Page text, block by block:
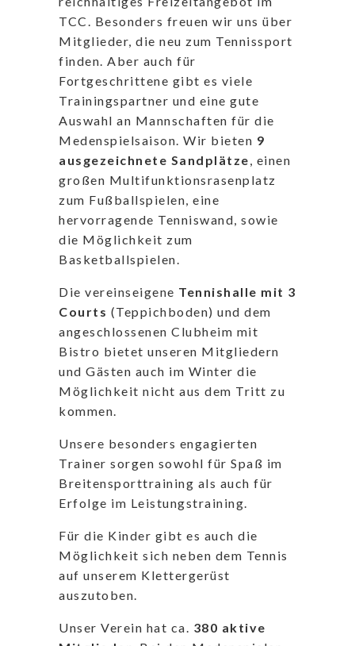
TCC. Besonders freuen wir uns über
Mitglieder, die neu zum Tennissport
finden. Aber auch für
Fortgeschrittene gibt es viele
Trainingspartner und eine gute
Auswahl an Mannschaften für die
Medenspielsaison. Wir bieten 9
ausgezeichnete Sandplätze, einen
großen Multifunktionsrasenplatz
zum Fußballspielen, eine
hervorragende Tenniswand, sowie
die Möglichkeit zum
Basketballspielen.
Die vereinseigene Tennishalle mit 3
Courts (Teppichboden) und dem
angeschlossenen Clubheim mit
Bistro bietet unseren Mitgliedern
und Gästen auch im Winter die
Möglichkeit nicht aus dem Tritt zu
kommen.
Unsere besonders engagierten
Trainer sorgen sowohl für Spaß im
Breitensporttraining als auch für
Erfolge im Leistungstraining.
Für die Kinder gibt es auch die
Möglichkeit sich neben dem Tennis
auf unserem Klettergerüst
auszutoben.
Unser Verein hat ca. 380 aktive